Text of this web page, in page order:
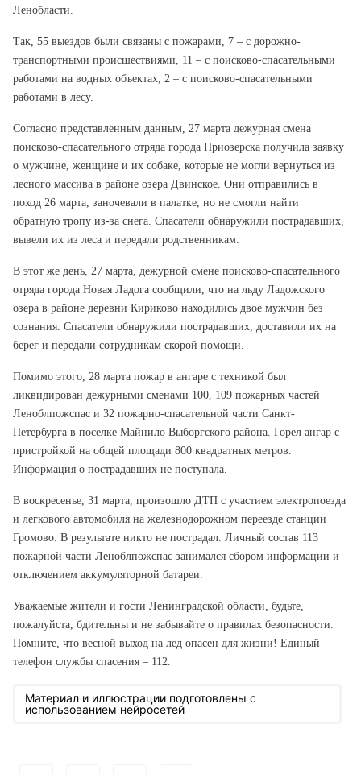
Ленобласти.
Так, 55 выездов были связаны с пожарами, 7 – с дорожно-
транспортными происшествиями, 11 – с поисково-спасательными
работами на водных объектах, 2 – с поисково-спасательными
работами в лесу.
Согласно представленным данным, 27 марта дежурная смена
поисково-спасательного отряда города Приозерска получила заявку
о мужчине, женщине и их собаке, которые не могли вернуться из
лесного массива в районе озера Двинское. Они отправились в
поход 26 марта, заночевали в палатке, но не смогли найти
обратную тропу из-за снега. Спасатели обнаружили пострадавших,
вывели их из леса и передали родственникам.
В этот же день, 27 марта, дежурной смене поисково-спасательного
отряда города Новая Ладога сообщили, что на льду Ладожского
озера в районе деревни Кириково находились двое мужчин без
сознания. Спасатели обнаружили пострадавших, доставили их на
берег и передали сотрудникам скорой помощи.
Помимо этого, 28 марта пожар в ангаре с техникой был
ликвидирован дежурными сменами 100, 109 пожарных частей
Леноблпожспас и 32 пожарно-спасательной части Санкт-
Петербурга в поселке Майнило Выборгского района. Горел ангар с
пристройкой на общей площади 800 квадратных метров.
Информация о пострадавших не поступала.
В воскресенье, 31 марта, произошло ДТП с участием электропоезда
и легкового автомобиля на железнодорожном переезде станции
Громово. В результате никто не пострадал. Личный состав 113
пожарной части Леноблпожспас занимался сбором информации и
отключением аккумуляторной батареи.
Уважаемые жители и гости Ленинградской области, будьте,
пожалуйста, бдительны и не забывайте о правилах безопасности.
Помните, что весной выход на лед опасен для жизни! Единый
телефон службы спасения – 112.
Материал и иллюстрации подготовлены с
использованием нейросетей